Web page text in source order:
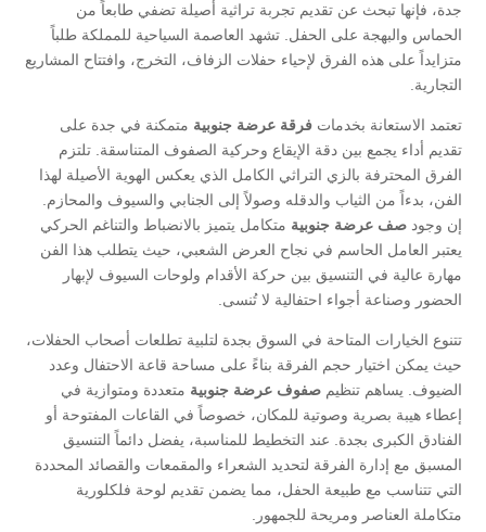
جدة، فإنها تبحث عن تقديم تجربة تراثية أصيلة تضفي طابعاً من
الحماس والبهجة على الحفل. تشهد العاصمة السياحية للمملكة طلباً
متزايداً على هذه الفرق لإحياء حفلات الزفاف، التخرج، وافتتاح المشاريع
التجارية.
​تعتمد الاستعانة بخدمات فرقة عرضة جنوبية متمكنة في جدة على
تقديم أداء يجمع بين دقة الإيقاع وحركية الصفوف المتناسقة. تلتزم
الفرق المحترفة بالزي التراثي الكامل الذي يعكس الهوية الأصيلة لهذا
الفن، بدءاً من الثياب والدقله وصولاً إلى الجنابي والسيوف والمحازم.
إن وجود صف عرضة جنوبية متكامل يتميز بالانضباط والتناغم الحركي
يعتبر العامل الحاسم في نجاح العرض الشعبي، حيث يتطلب هذا الفن
مهارة عالية في التنسيق بين حركة الأقدام ولوحات السيوف لإبهار
الحضور وصناعة أجواء احتفالية لا تُنسى.
​تتنوع الخيارات المتاحة في السوق بجدة لتلبية تطلعات أصحاب الحفلات،
حيث يمكن اختيار حجم الفرقة بناءً على مساحة قاعة الاحتفال وعدد
الضيوف. يساهم تنظيم صفوف عرضة جنوبية متعددة ومتوازية في
إعطاء هيبة بصرية وصوتية للمكان، خصوصاً في القاعات المفتوحة أو
الفنادق الكبرى بجدة. عند التخطيط للمناسبة، يفضل دائماً التنسيق
المسبق مع إدارة الفرقة لتحديد الشعراء والمقمعات والقصائد المحددة
التي تتناسب مع طبيعة الحفل، مما يضمن تقديم لوحة فلكلورية
متكاملة العناصر ومريحة للجمهور.